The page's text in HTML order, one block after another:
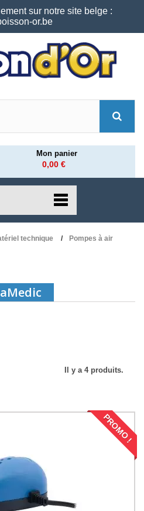
sur notre site belge :
or.be
Mon panier
0,00 €
technique
Pompes à air
Il y a 4 produits.
PROMO !